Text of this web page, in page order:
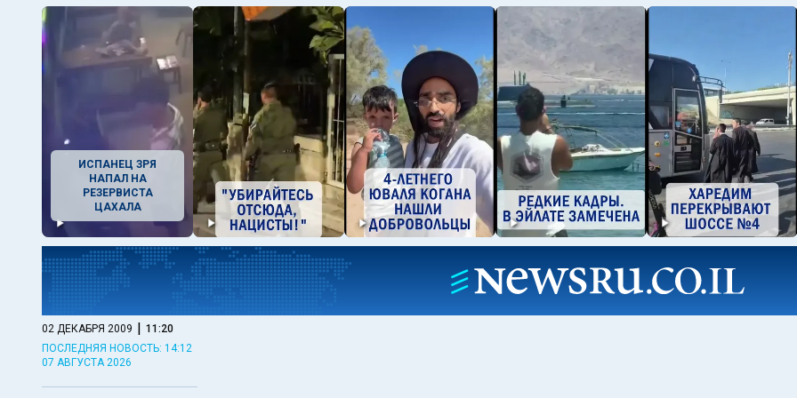
ИСПАНЕЦ ЗРЯ
НАПАЛ НА
РЕЗЕРВИСТА
ЦАХАЛА
02 ДЕКАБРЯ 2009 | 11:20
ПОСЛЕДНЯЯ НОВОСТЬ: 14:12
07 АВГУСТА 2026